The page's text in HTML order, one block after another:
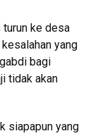
turun ke desa
yang
bagi
tidak akan
siapapun yang